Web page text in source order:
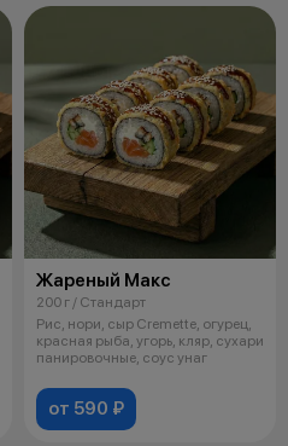
Жареный Макс
200 г / Стандарт
Рис, нори, сыр Cremette, огурец,
красная рыба, угорь, кляр, сухари
панировочные, соус унаг
от 590 ₽